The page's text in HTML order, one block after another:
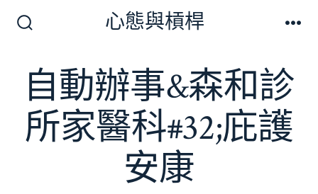
切
換
開
關
心態與槓桿
自動辦事&森和診
所家醫科#32;庇護
安康